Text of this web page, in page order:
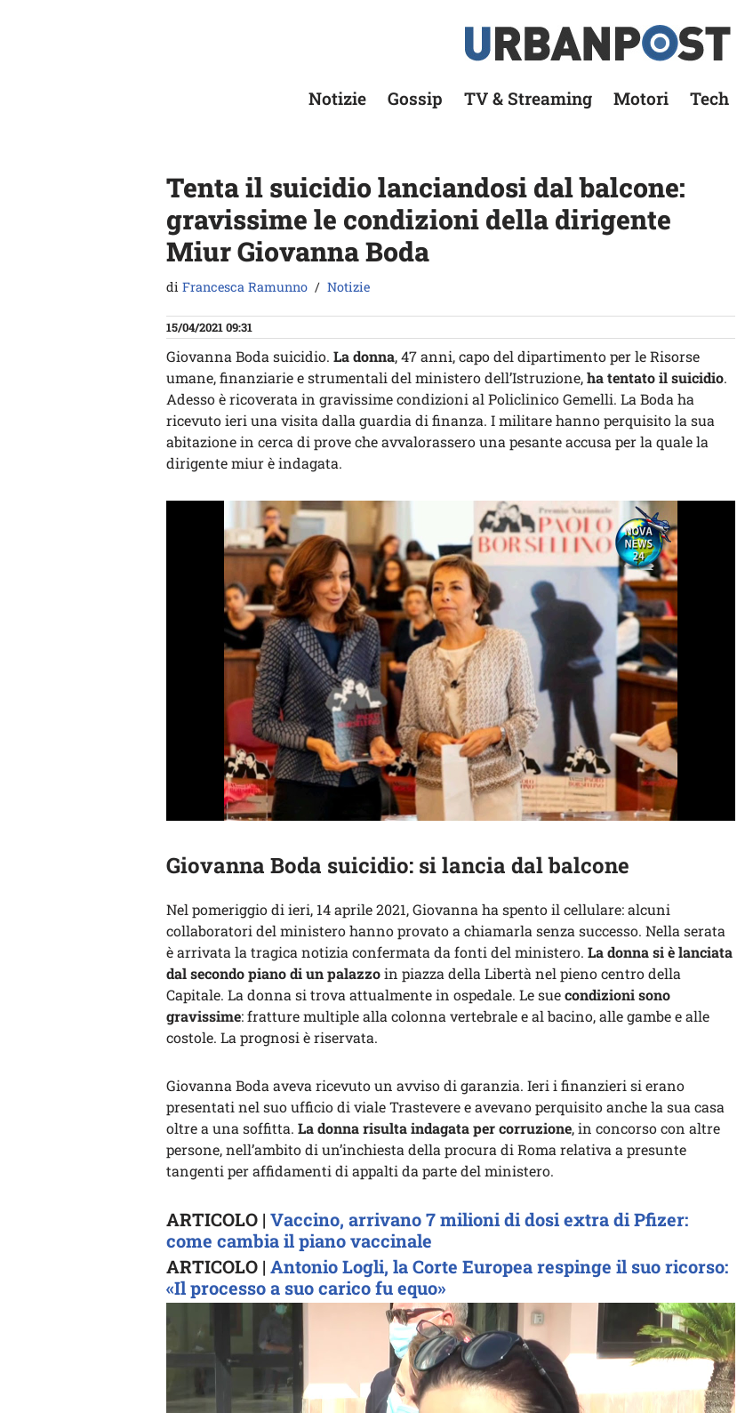
Notizie Gossip TV & Streaming Motori Tech
Tenta il suicidio lanciandosi dal balcone:
gravissime le condizioni della dirigente
Miur Giovanna Boda
di Francesca Ramunno Notizie
15/04/2021 09:31
Giovanna Boda suicidio. La donna, 47 anni, capo del dipartimento per le Risorse
umane, finanziarie e strumentali del ministero dell’Istruzione,ha tentato il suicidio.
Adesso è ricoverata in gravissime condizioni al Policlinico Gemelli. La Boda ha
ricevuto ieri una visita dalla guardia di finanza. I militare hanno perquisito la sua
abitazione in cerca di prove che avvalorassero una pesante accusa per la quale la
dirigente miur è indagata.
Giovanna Boda suicidio: si lancia dal balcone
Nel pomeriggio di ieri, 14 aprile 2021, Giovanna ha spento il cellulare: alcuni
collaboratori del ministero hanno provato a chiamarla senza successo. Nella serata
è arrivata la tragica notizia confermata da fonti del ministero. La donna si è lanciata
dal secondo piano di un palazzoin piazza della Libertà nel pieno centro della
Capitale. La donna si trova attualmente in ospedale. Le suecondizioni sono
gravissime: fratture multiple alla colonna vertebrale e al bacino, alle gambe e alle
costole. La prognosi è riservata.
Giovanna Boda aveva ricevuto un avviso di garanzia. Ieri i finanzieri si erano
presentati nel suo ufficio di viale Trastevere e avevano perquisito anche la sua casa
oltre a una soffitta. La donna risulta indagata per corruzione, in concorso con altre
persone, nell’ambito di un’inchiesta della procura di Roma relativa a presunte
tangenti per affidamenti di appalti da parte del ministero.
ARTICOLO | Vaccino, arrivano 7 milioni di dosi extra di Pfizer:
come cambia il piano vaccinale
ARTICOLO | Antonio Logli, la Corte Europea respinge il suo ricorso:
«Il processo a suo carico fu equo»